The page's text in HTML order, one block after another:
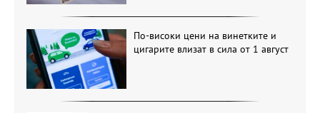
По-високи цени на винетките и
цигарите влизат в сила от 1 август